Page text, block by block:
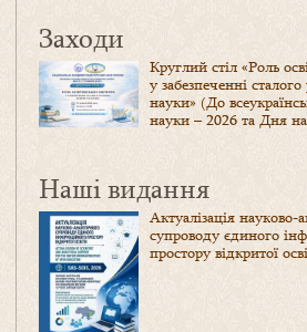
Заходи
Круглий стіл «Роль
у забезпеченні
науки» (До
науки – 2026 та Дня
Наші видання
Актуалізація науково-
супроводу єдиного
простору відкритої